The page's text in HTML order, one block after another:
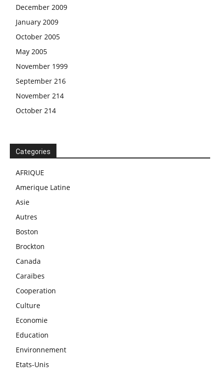
December 2009
January 2009
October 2005
May 2005
November 1999
September 216
November 214
October 214
Categories
AFRIQUE
Amerique Latine
Asie
Autres
Boston
Brockton
Canada
Caraïbes
Cooperation
Culture
Economie
Education
Environnement
Etats-Unis